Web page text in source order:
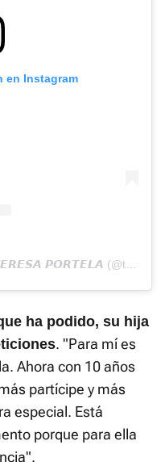
en Instagram
Una publicación compartida de 𝙏𝙀𝙍𝙀𝙎𝘼 𝙋𝙊𝙍𝙏𝙀𝙇𝘼 (@teriportela)
ha podido, su hija
. "Para mí es
Ahora con 10 años
partícipe y más
especial. Está
porque para ella